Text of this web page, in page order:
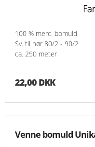
100 % merc. bomuld.
Sv. til hør 80/2 - 90/2
ca. 250 meter
22,00 DKK
Venne bomuld